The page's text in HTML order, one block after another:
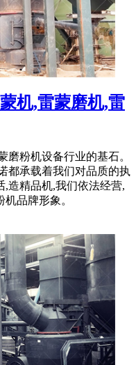
机,雷蒙磨机,雷
磨粉机设备行业的基石。
都承载着我们对品质的执
,造精品机,我们依法经营,
品牌形象。